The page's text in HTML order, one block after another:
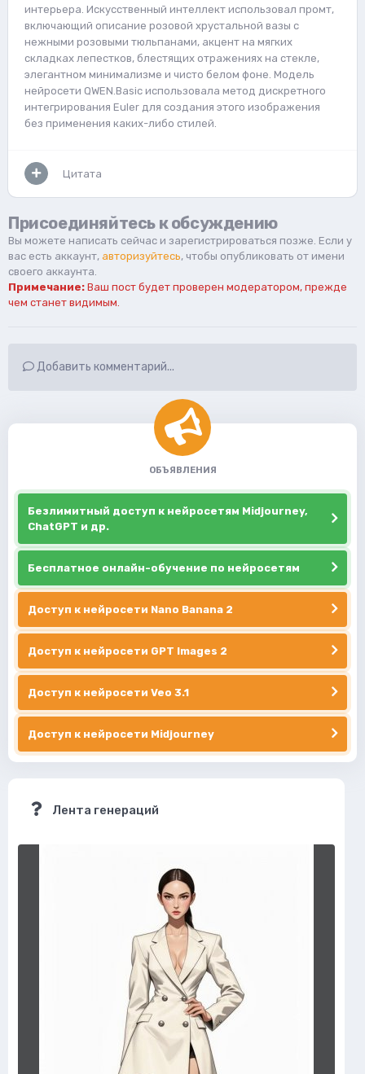
интерьера. Искусственный интеллект использовал промт,
включающий описание розовой хрустальной вазы с
нежными розовыми тюльпанами, акцент на мягких
складках лепестков, блестящих отражениях на стекле,
элегантном минимализме и чисто белом фоне. Модель
нейросети QWEN.Basic использовала метод дискретного
интегрирования Euler для создания этого изображения
без применения каких-либо стилей.
Цитата
Присоединяйтесь к обсуждению
Вы можете написать сейчас и зарегистрироваться позже. Если у
вас есть аккаунт, авторизуйтесь, чтобы опубликовать от имени
своего аккаунта.
Примечание: Ваш пост будет проверен модератором, прежде
чем станет видимым.
Добавить комментарий...
ОБЪЯВЛЕНИЯ
Безлимитный доступ к нейросетям Midjourney,
ChatGPT и др.
Бесплатное онлайн-обучение по нейросетям
Доступ к нейросети Nano Banana 2
Доступ к нейросети GPT Images 2
Доступ к нейросети Veo 3.1
Доступ к нейросети Midjourney
Лента генераций